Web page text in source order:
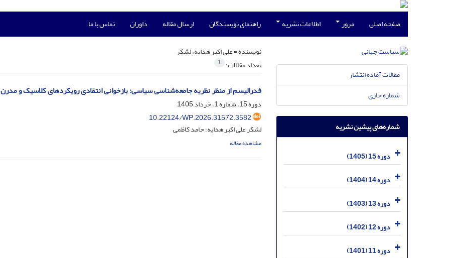
صفحه اصلی مرور اطلاعات نشریه راهنمای نویسندگان ارسال مقاله داوران تماس با ما
نویسنده =علی اکبر هدایه، لشکر
تعداد مقالات: 1
فدرالیسم از منظر نظریه جامعه‌شناسی سیاسی: بازخوانی انتقادی رویکردهای کلاسیک و مدرن
دوره 15، شماره 1، خرداد 1405
10.22124/WP.2026.31572.3582
لشکر علی اکبر هدایه؛ حامد کاظمی
مشاهده مقاله
مقالات آماده انتشار
شماره جاری
شماره‌های پیشین نشریه
دوره 15 (1405)
دوره 14 (1404)
دوره 13 (1403)
دوره 12 (1402)
دوره 11 (1401)